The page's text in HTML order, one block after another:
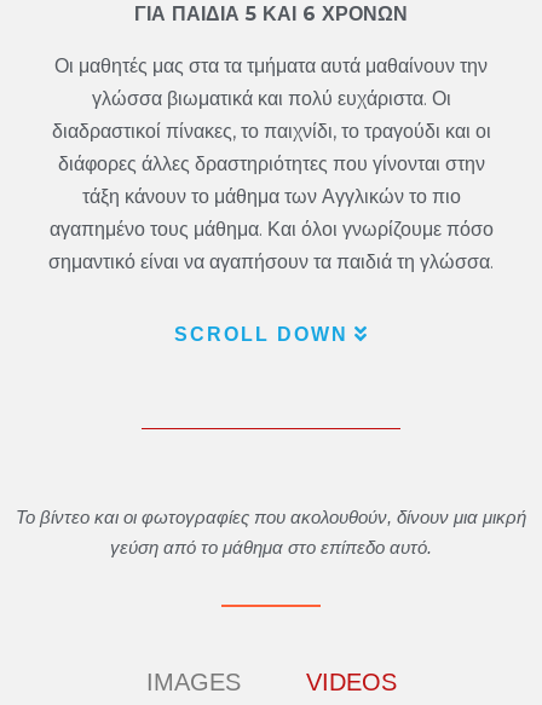
ΓΙΑ ΠΑΙΔΙΑ 5 ΚΑΙ 6 ΧΡΟΝΩΝ
Οι μαθητές μας στα τα τμήματα αυτά μαθαίνουν την
γλώσσα βιωματικά και πολύ ευχάριστα. Οι
διαδραστικοί πίνακες, το παιχνίδι, το τραγούδι και οι
διάφορες άλλες δραστηριότητες που γίνονται στην
τάξη κάνουν το μάθημα των Αγγλικών το πιο
αγαπημένο τους μάθημα. Και όλοι γνωρίζουμε πόσο
σημαντικό είναι να αγαπήσουν τα παιδιά τη γλώσσα.
SCROLL DOWN
Το βίντεο και οι φωτογραφίες που ακολουθούν, δίνουν μια μικρή
γεύση από το μάθημα στο επίπεδο αυτό.
IMAGES VIDEOS